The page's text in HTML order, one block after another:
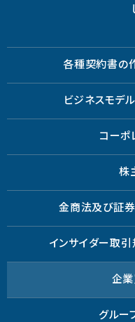
各種契約書の
ビジネスモデ
コーポ
株
金商法及び証
インサイダー取
企業
グルー